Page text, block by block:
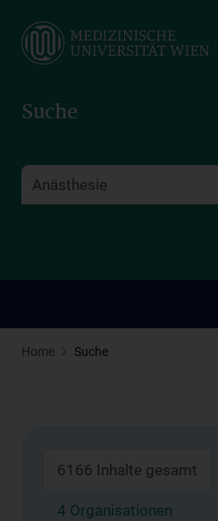
main
Suche
Home Suche
6166 Inhalte gesamt
4 Organisationen